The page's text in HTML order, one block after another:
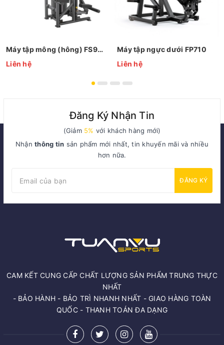
Máy tập mông (hông) FS9936
Liên hệ
Máy tập ngực dưới FP710
Liên hệ
Đăng Ký Nhận Tin
(Giảm 5% với khách hàng mới)
Nhậnthông tin sản phẩm mới nhất, tin khuyến mãi và nhiều
hơn nữa.
ĐĂNG KÝ
CAM KẾT CUNG CẤP CHẤT LƯỢNG SẢN PHẨM TRUNG THỰC
NHẤT
- BẢO HÀNH - BẢO TRÌ NHANH NHẤT - GIAO HÀNG TOÀN
QUỐC - THANH TOÁN ĐA DẠNG